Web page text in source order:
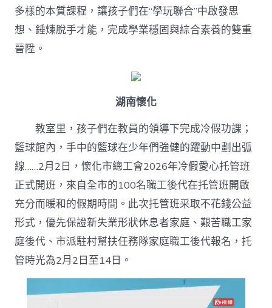
多樣的本質課程，讓孩子們在“學玩聯合”中啟發思
想、錘煉脫手才能，完成學業穩固與綜合素養的雙重
晉陞。
湖南懷化
教室里，孩子們在教員的領導下完成冷假功課；
籃球館內，手中的籃球在少年們強健的躍動中劃出弧
線……2月2日，懷化市總工會2026年冷假愛心托管班
正式開班，來自全市的100名職工後代在托管班開啟
充分而暖和的假期時間。此次托管班采取不花錢公益
形式，優先保證新失業形狀休息者家庭、艱苦職工家
庭後代、市派駐村幫扶任務隊家庭職工後代報名，托
管時光為2月2日至14日。